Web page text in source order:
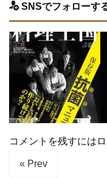
SNSでフォローす
コメントを残すには
« Prev